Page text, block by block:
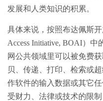
发展和人类知识的积累。
具体来说，按照布达佩斯开
Access Initiative, BOAI）
网公共领域里可以被免费
贝、传递、打印、检索或
作软件的输入数据或其它
受财力、法律或技术的限